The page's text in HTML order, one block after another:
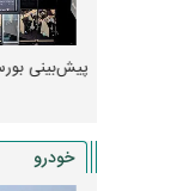
خودرو